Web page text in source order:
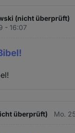
(nicht überprüft)
- 16:07
überprüft) Mo.